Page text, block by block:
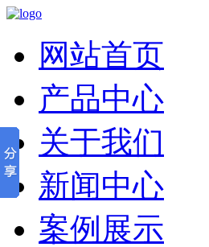
网站首页
产品中心
关于我们
新闻中心
案例展示